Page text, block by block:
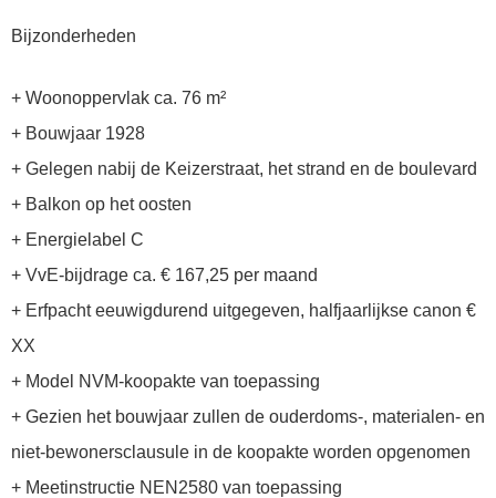
Bijzonderheden
+ Woonoppervlak ca. 76 m²
+ Bouwjaar 1928
+ Gelegen nabij de Keizerstraat, het strand en de boulevard
+ Balkon op het oosten
+ Energielabel C
+ VvE-bijdrage ca. € 167,25 per maand
+ Erfpacht eeuwigdurend uitgegeven, halfjaarlijkse canon €
XX
+ Model NVM-koopakte van toepassing
+ Gezien het bouwjaar zullen de ouderdoms-, materialen- en
niet-bewonersclausule in de koopakte worden opgenomen
+ Meetinstructie NEN2580 van toepassing